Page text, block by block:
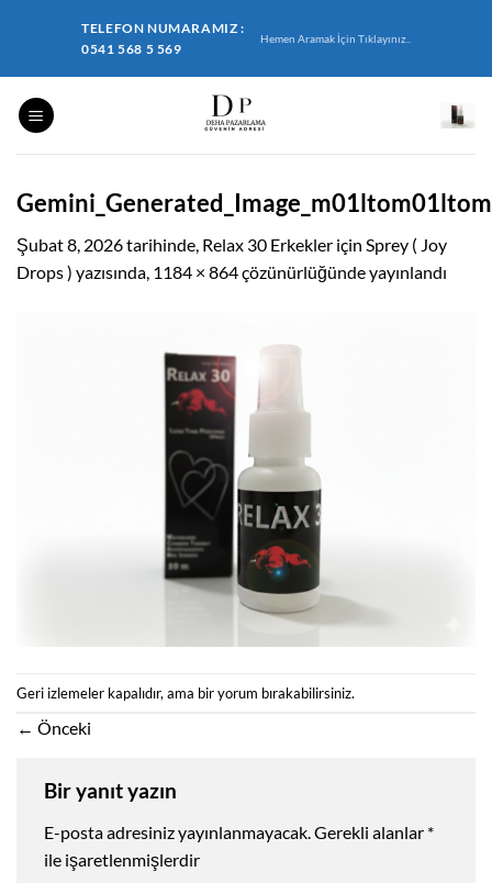
TELEFON NUMARAMIZ :
0541 568 5 569
Hemen Aramak İçin Tıklayınız..
Şubat 8, 2026tarihinde, Relax 30 Erkekler için Sprey ( Joy
Drops ) yazısında, 1184 × 864çözünürlüğünde yayınlandı
Geri izlemeler kapalıdır, ama bir yorum bırakabilirsiniz.
← Önceki
Bir yanıt yazın
E-posta adresiniz yayınlanmayacak.Gerekli alanlar *
ile işaretlenmişlerdir